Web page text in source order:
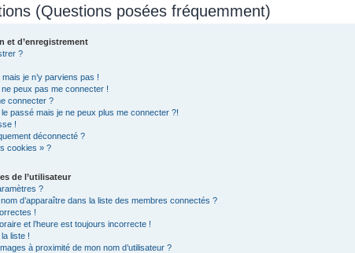
(Questions posées fréquemment)
et d’enregistrement
?
je n’y parviens pas !
peux pas me connecter !
connecter ?
passé mais je ne peux plus me connecter ?!
!
déconnecté ?
cookies » ?
de l’utilisateur
?
d’apparaître dans la liste des membres connectés ?
!
et l’heure est toujours incorrecte !
liste !
à proximité de mon nom d’utilisateur ?